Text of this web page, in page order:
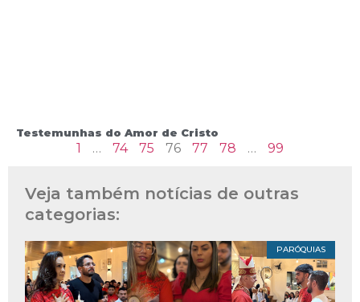
Testemunhas do Amor de Cristo
1 … 74 75 76 77 78 … 99
Veja também notícias de outras
categorias:
PARÓQUIAS